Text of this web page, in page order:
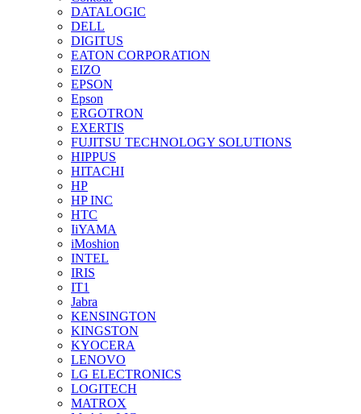
DATALOGIC
DELL
DIGITUS
EATON CORPORATION
EIZO
EPSON
Epson
ERGOTRON
EXERTIS
FUJITSU TECHNOLOGY SOLUTIONS
HIPPUS
HITACHI
HP
HP INC
HTC
IiYAMA
iMoshion
INTEL
IRIS
IT1
Jabra
KENSINGTON
KINGSTON
KYOCERA
LENOVO
LG ELECTRONICS
LOGITECH
MATROX